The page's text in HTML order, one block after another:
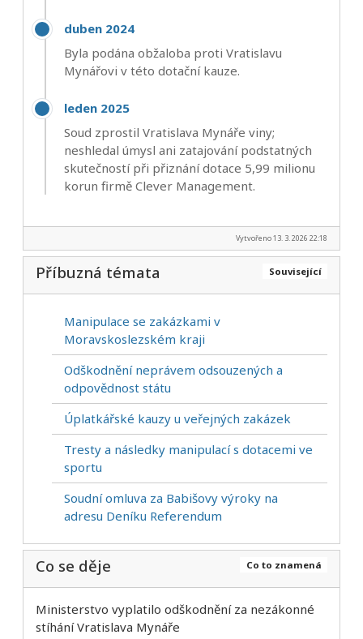
duben 2024
Byla podána obžaloba proti Vratislavu
Mynářovi v této dotační kauze.
leden 2025
Soud zprostil Vratislava Mynáře viny;
neshledal úmysl ani zatajování podstatných
skutečností při přiznání dotace 5,99 milionu
korun firmě Clever Management.
Vytvořeno 13. 3. 2026 22:18
Související
Příbuzná témata
Manipulace se zakázkami v
Moravskoslezském kraji
Odškodnění neprávem odsouzených a
odpovědnost státu
Úplatkářské kauzy u veřejných zakázek
Tresty a následky manipulací s dotacemi ve
sportu
Soudní omluva za Babišovy výroky na
adresu Deníku Referendum
Co to znamená
Co se děje
Ministerstvo vyplatilo odškodnění za nezákonné
stíhání Vratislava Mynáře